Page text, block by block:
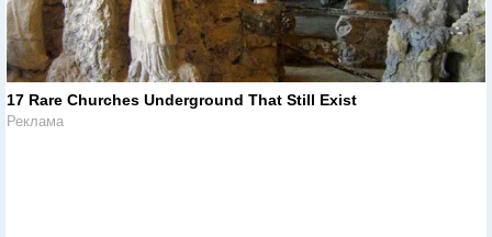
17 Rare Churches Underground That Still Exist
Реклама